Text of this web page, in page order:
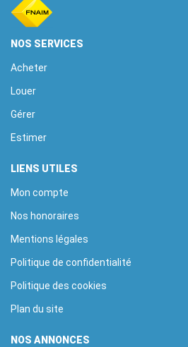
NOS SERVICES
Acheter
Louer
Gérer
Estimer
LIENS UTILES
Mon compte
Nos honoraires
Mentions légales
Politique de confidentialité
Politique des cookies
Plan du site
NOS ANNONCES